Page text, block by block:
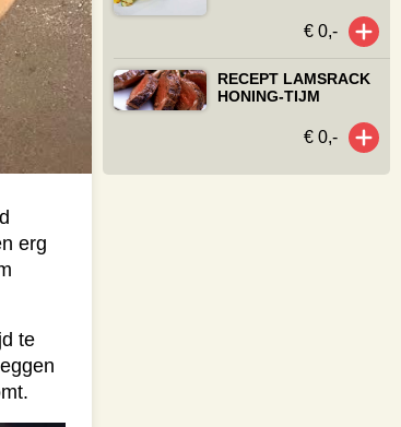
erg
te
€ 0,-
RECEPT LAMSRACK
HONING-TIJM
€ 0,-